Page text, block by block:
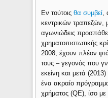
Εν τούτοιςθα συμβεί,
κεντρικών τραπεζών,
αγωνιώδεις
χρηματοπιστωτικής
2008, έχουν πλέον
τους – γεγονός που
εκείνη και μετά
ένα ακραίο
χρήματος (QE), ίσο